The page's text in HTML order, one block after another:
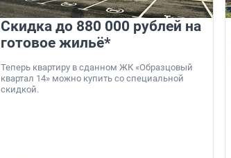
Скидка до 880 000 рублей на
готовое жильё*
Теперь квартиру в сданном ЖК «Образцовый
квартал 14» можно купить со специальной
скидкой.